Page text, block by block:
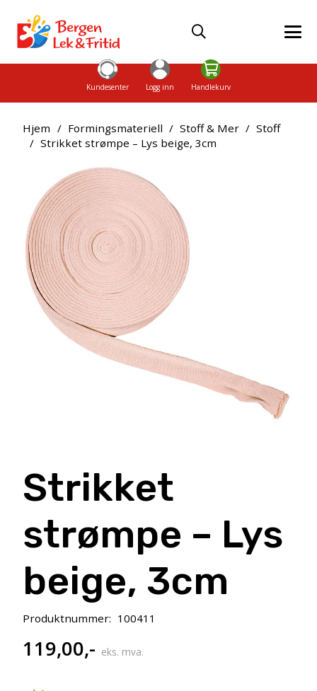
Kundesenter Logg inn Handlekurv
Hjem / Formingsmateriell / Stoff & Mer / Stoff
/ Strikket strømpe – Lys beige, 3cm
Strikket
strømpe – Lys
beige, 3cm
Produktnummer: 100411
119,00,- eks. mva.